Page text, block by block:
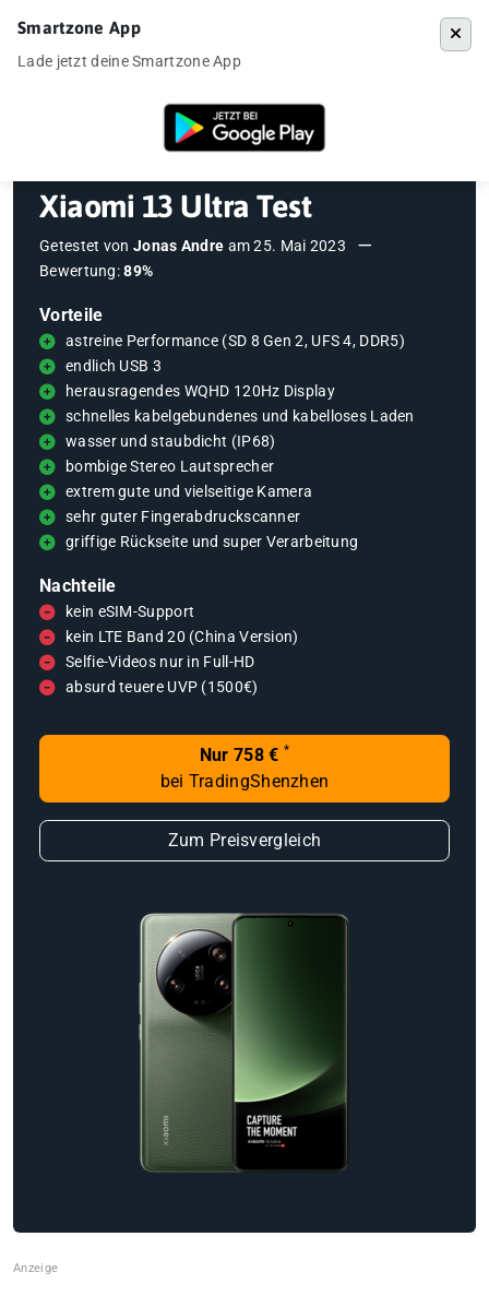
Testberichte Xiaomi 13 Ultra Test
Xiaomi 13 Ultra Test
Getestet von Jonas Andre am25. Mai 2023
Bewertung:89%
Vorteile
astreine Performance (SD 8 Gen 2, UFS 4, DDR5)
endlich USB 3
herausragendes WQHD 120Hz Display
schnelles kabelgebundenes und kabelloses Laden
wasser und staubdicht (IP68)
bombige Stereo Lautsprecher
extrem gute und vielseitige Kamera
sehr guter Fingerabdruckscanner
griffige Rückseite und super Verarbeitung
Nachteile
kein eSIM-Support
kein LTE Band 20 (China Version)
Selfie-Videos nur in Full-HD
absurd teuere UVP (1500€)
Nur 758 € *
bei TradingShenzhen
Zum Preisvergleich
Smartzone App
Lade jetzt deine Smartzone App